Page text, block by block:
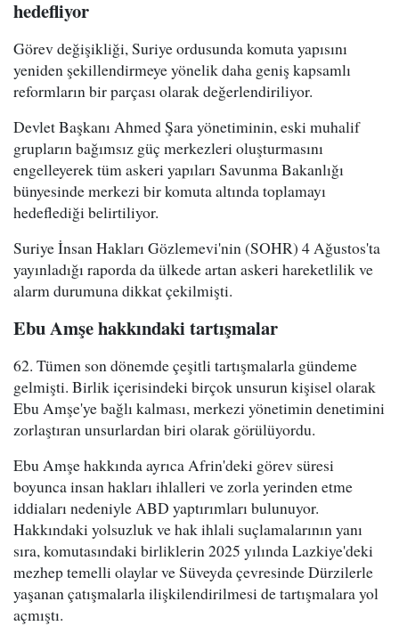
hedefliyor
Görev değişikliği, Suriye ordusunda komuta yapısını
yeniden şekillendirmeye yönelik daha geniş kapsamlı
reformların bir parçası olarak değerlendiriliyor.
Devlet Başkanı Ahmed Şara yönetiminin, eski muhalif
grupların bağımsız güç merkezleri oluşturmasını
engelleyerek tüm askeri yapıları Savunma Bakanlığı
bünyesinde merkezi bir komuta altında toplamayı
hedeflediği belirtiliyor.
Suriye İnsan Hakları Gözlemevi'nin (SOHR) 4 Ağustos'ta
yayınladığı raporda da ülkede artan askeri hareketlilik ve
alarm durumuna dikkat çekilmişti.
Ebu Amşe hakkındaki tartışmalar
62. Tümen son dönemde çeşitli tartışmalarla gündeme
gelmişti. Birlik içerisindeki birçok unsurun kişisel olarak
Ebu Amşe'ye bağlı kalması, merkezi yönetimin denetimini
zorlaştıran unsurlardan biri olarak görülüyordu.
Ebu Amşe hakkında ayrıca Afrin'deki görev süresi
boyunca insan hakları ihlalleri ve zorla yerinden etme
iddiaları nedeniyle ABD yaptırımları bulunuyor.
Hakkındaki yolsuzluk ve hak ihlali suçlamalarının yanı
sıra, komutasındaki birliklerin 2025 yılında Lazkiye'deki
mezhep temelli olaylar ve Süveyda çevresinde Dürzilerle
yaşanan çatışmalarla ilişkilendirilmesi de tartışmalara yol
açmıştı.